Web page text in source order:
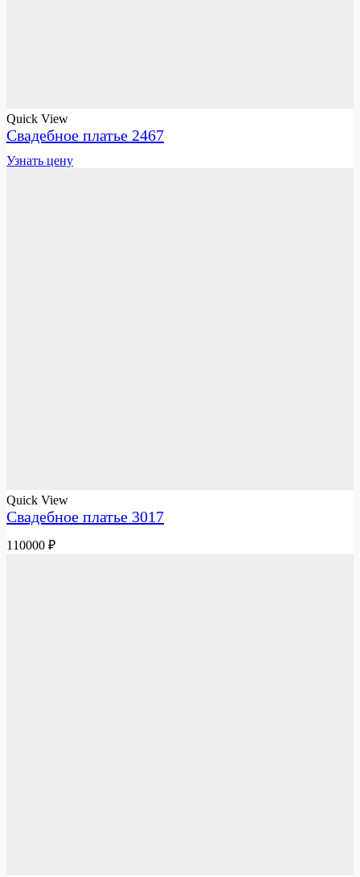
Quick View
Свадебное платье 2467
Узнать цену
Quick View
Свадебное платье 3017
110000 ₽